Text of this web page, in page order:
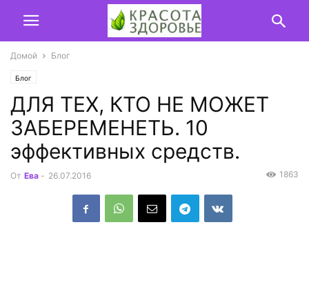
Домой Блог
Блог
ДЛЯ ТЕХ, КТО НЕ МОЖЕТ
ЗАБЕРЕМЕНЕТЬ. 10
эффективных средств.
От Ева - 26.07.2016 1863